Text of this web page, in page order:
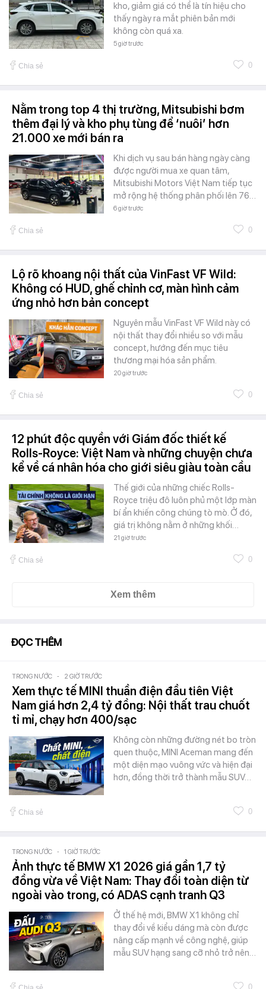
kho, giảm giá có thể là tín hiệu cho
thấy ngày ra mắt phiên bản mới
không còn quá xa.
5 giờ trước
Chia sẻ 0
Nằm trong top 4 thị trường, Mitsubishi bơm
thêm đại lý và kho phụ tùng để ‘nuôi’ hơn
21.000 xe mới bán ra
Khi dịch vụ sau bán hàng ngày càng
được người mua xe quan tâm,
Mitsubishi Motors Việt Nam tiếp tục
mở rộng hệ thống phân phối lên 76…
6 giờ trước
Chia sẻ 0
Lộ rõ khoang nội thất của VinFast VF Wild:
Không có HUD, ghế chỉnh cơ, màn hình cảm
ứng nhỏ hơn bản concept
Nguyên mẫu VinFast VF Wild này có
nội thất thay đổi nhiều so với mẫu
concept, hướng đến mục tiêu
thương mại hóa sản phẩm.
20 giờ trước
Chia sẻ 0
12 phút độc quyền với Giám đốc thiết kế
Rolls-Royce: Việt Nam và những chuyện chưa
kể về cá nhân hóa cho giới siêu giàu toàn cầu
Thế giới của những chiếc Rolls-
Royce triệu đô luôn phủ một lớp màn
bí ẩn khiến công chúng tò mò. Ở đó,
giá trị không nằm ở những khối…
21 giờ trước
Chia sẻ 0
Xem thêm
ĐỌC THÊM
TRONG NƯỚC - 2 GIỜ TRƯỚC
Xem thực tế MINI thuần điện đầu tiên Việt
Nam giá hơn 2,4 tỷ đồng: Nội thất trau chuốt
tỉ mỉ, chạy hơn 400/sạc
Không còn những đường nét bo tròn
quen thuộc, MINI Aceman mang đến
một diện mạo vuông vức và hiện đại
hơn, đồng thời trở thành mẫu SUV…
Chia sẻ 0
TRONG NƯỚC - 1 GIỜ TRƯỚC
Ảnh thực tế BMW X1 2026 giá gần 1,7 tỷ
đồng vừa về Việt Nam: Thay đổi toàn diện từ
ngoài vào trong, có ADAS cạnh tranh Q3
Ở thế hệ mới, BMW X1 không chỉ
thay đổi về kiểu dáng mà còn được
nâng cấp mạnh về công nghệ, giúp
mẫu SUV hạng sang cỡ nhỏ trở nên…
0